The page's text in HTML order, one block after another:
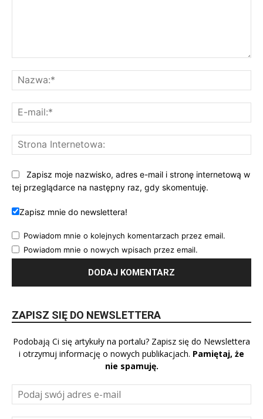
Zapisz moje nazwisko, adres e-mail i stronę internetową w
tej przeglądarce na następny raz, gdy skomentuję.
Zapisz mnie do newslettera!
Powiadom mnie o kolejnych komentarzach przez email.
Powiadom mnie o nowych wpisach przez email.
ZAPISZ SIĘ DO NEWSLETTERA
Podobają Ci się artykuły na portalu? Zapisz się do Newslettera
i otrzymuj informację o nowych publikacjach. Pamiętaj, że
nie spamuję.